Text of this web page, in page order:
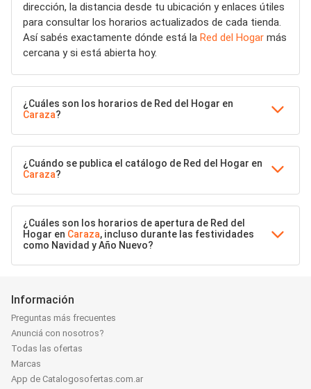
dirección, la distancia desde tu ubicación y enlaces útiles
para consultar los horarios actualizados de cada tienda.
Así sabés exactamente dónde está la Red del Hogar más
cercana y si está abierta hoy.
¿Cuáles son los horarios de Red del Hogar en
Caraza?
¿Cuándo se publica el catálogo de Red del Hogar en
Caraza?
¿Cuáles son los horarios de apertura de Red del
Hogar en Caraza, incluso durante las festividades
como Navidad y Año Nuevo?
Información
Preguntas más frecuentes
Anunciá con nosotros?
Todas las ofertas
Marcas
App de Catalogosofertas.com.ar